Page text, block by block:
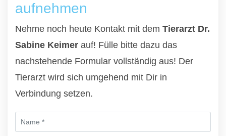
aufnehmen
Nehme noch heute Kontakt mit dem Tierarzt Dr.
Sabine Keimer auf! Fülle bitte dazu das
nachstehende Formular vollständig aus! Der
Tierarzt wird sich umgehend mit Dir in
Verbindung setzen.